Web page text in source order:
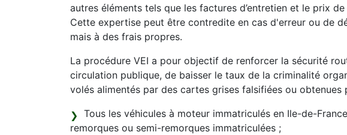
autres éléments tels que les factures d’entretien et le prix
Cette expertise peut être contredite en cas d'erreur ou de
mais à des frais propres.
La procédure VEI a pour objectif de renforcer la sécurité
circulation publique, de baisser le taux de la criminalité
volés alimentés par des cartes grises falsifiées ou obtenues
Tous les véhicules à moteur immatriculés en Ile-de-
remorques ou semi-remorques immatriculées ;